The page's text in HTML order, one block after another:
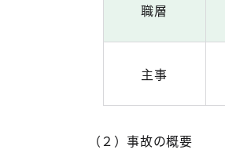
職層
主事
（２）事故の概要